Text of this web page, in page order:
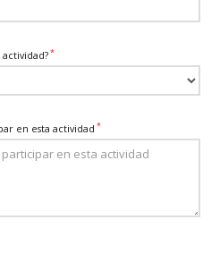
*
en esta actividad *